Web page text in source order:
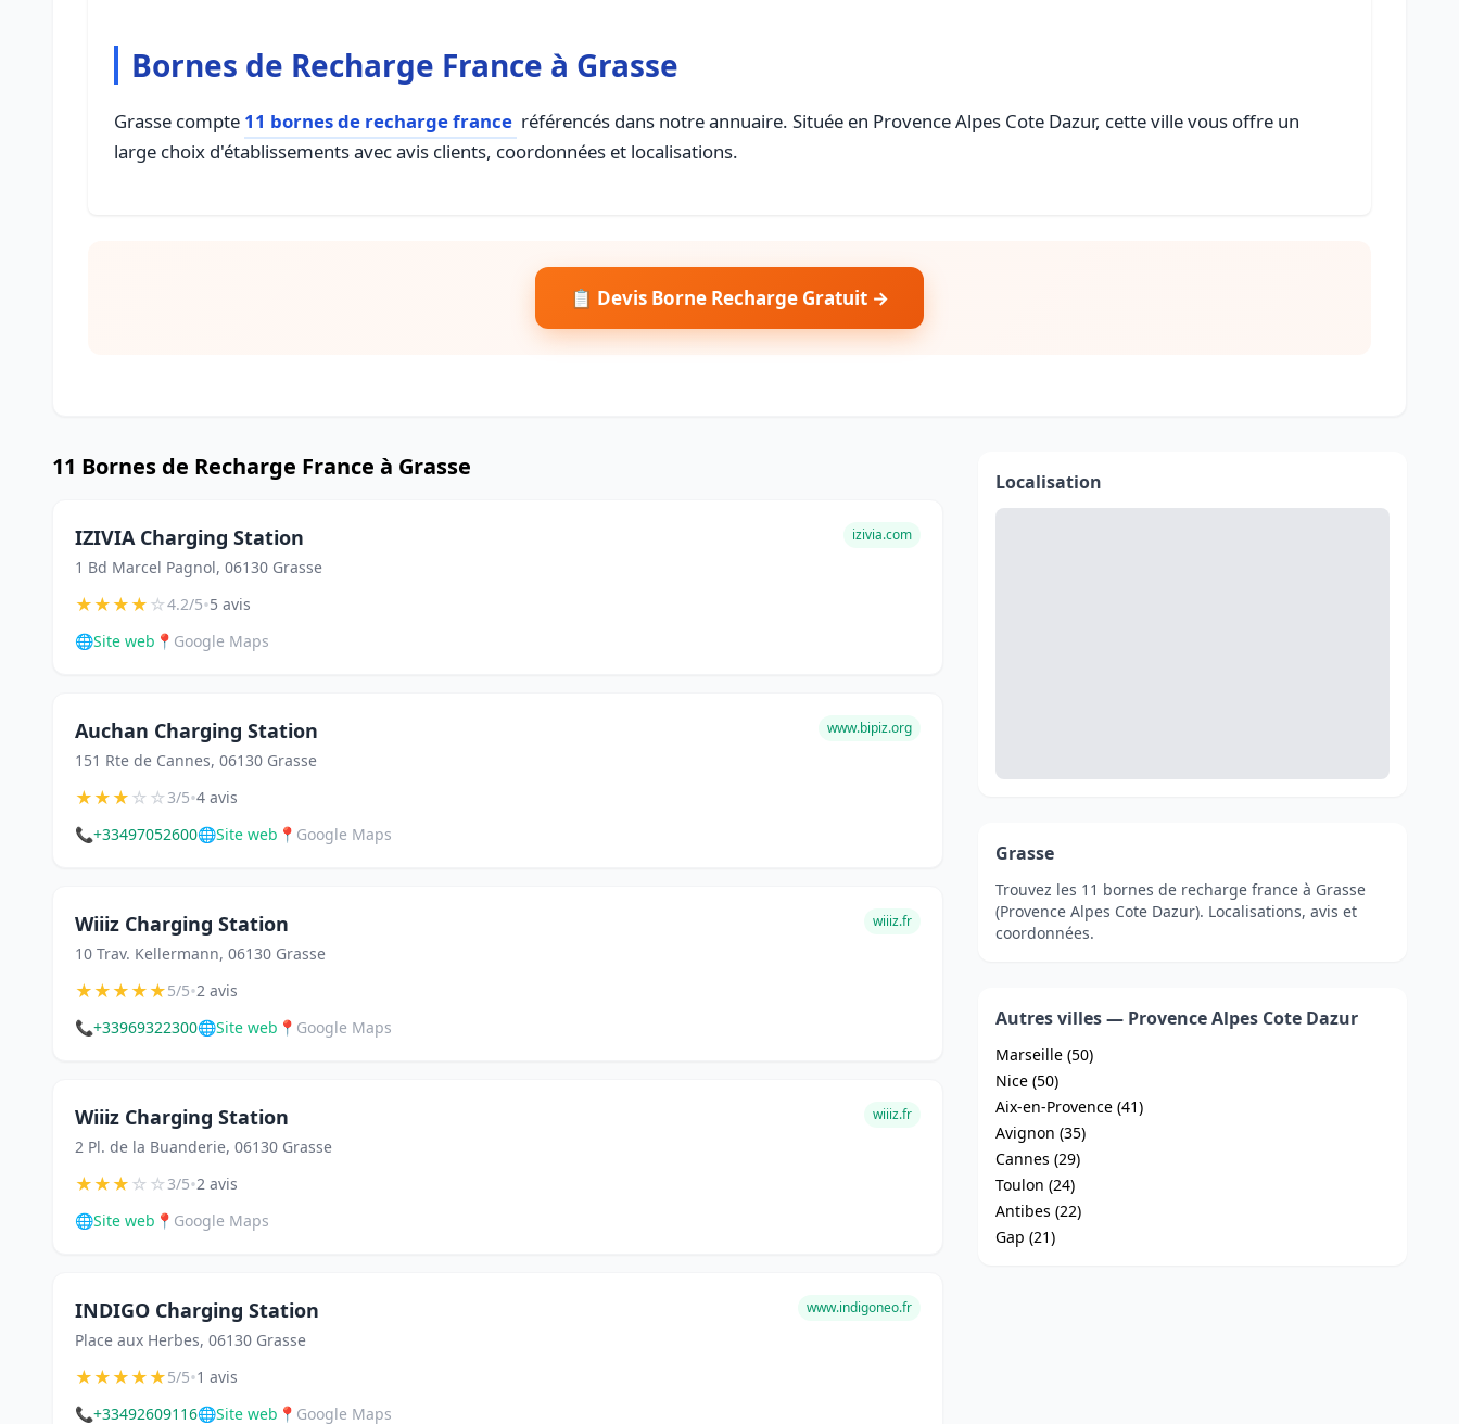
Bornes de Recharge France à Grasse
Grasse compte 11 bornes de recharge france référencés dans notre annuaire. Située en Provence Alpes Cote Dazur, cette ville vous offre un
large choix d'établissements avec avis clients, coordonnées et localisations.
📋 Devis Borne Recharge Gratuit →
11 Bornes de Recharge France à Grasse
IZIVIA Charging Station
1 Bd Marcel Pagnol, 06130 Grasse
izivia.com
★★★★☆4.2/5•5 avis
🌐Site web 📍 Google Maps
Auchan Charging Station
151 Rte de Cannes, 06130 Grasse
www.bipiz.org
★★★☆☆3/5•4 avis
📞+33497052600🌐Site web 📍 Google Maps
Wiiiz Charging Station
10 Trav. Kellermann, 06130 Grasse
wiiiz.fr
★★★★★5/5•2 avis
📞+33969322300🌐Site web 📍 Google Maps
Wiiiz Charging Station
2 Pl. de la Buanderie, 06130 Grasse
wiiiz.fr
★★★☆☆3/5•2 avis
🌐Site web 📍 Google Maps
INDIGO Charging Station
Place aux Herbes, 06130 Grasse
www.indigoneo.fr
★★★★★5/5•1 avis
📞+33492609116🌐Site web 📍 Google Maps
Localisation
Grasse
Trouvez les 11 bornes de recharge france à Grasse
(Provence Alpes Cote Dazur). Localisations, avis et
coordonnées.
Autres villes — Provence Alpes Cote Dazur
Marseille (50)
Nice (50)
Aix-en-Provence (41)
Avignon (35)
Cannes (29)
Toulon (24)
Antibes (22)
Gap (21)